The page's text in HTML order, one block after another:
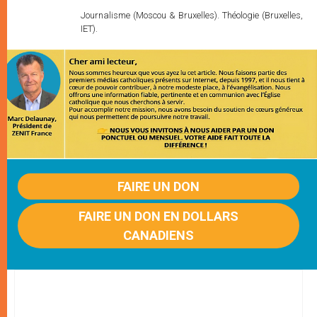
Journalisme (Moscou & Bruxelles). Théologie (Bruxelles,
IET).
FAIRE UN DON
FAIRE UN DON EN DOLLARS
CANADIENS